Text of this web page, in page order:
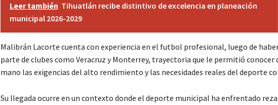
Leer también Tihuatlán recibe distintivo de excelencia en planeación
municipal 2026-2029
Malibrán Lacorte cuenta con experiencia en el futbol profesional, luego de
parte de clubes como Veracruz y Monterrey, trayectoria que le permitió conocer
mano las exigencias del alto rendimiento y las necesidades reales del deporte
Su llegada ocurre en un contexto donde el deporte municipal ha enfrentado